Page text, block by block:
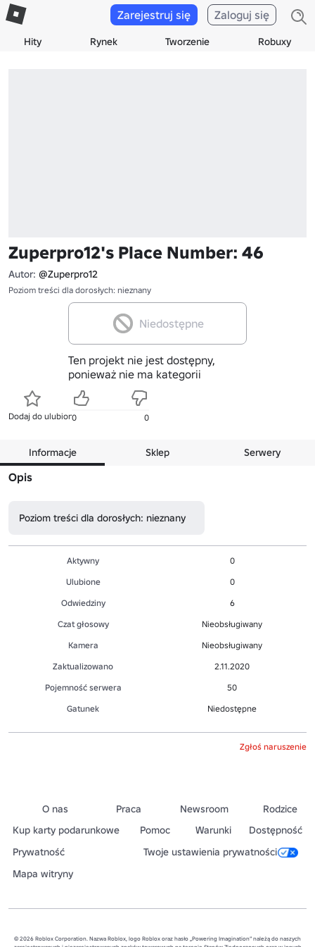
Hity Rynek Tworzenie Robuxy
Zarejestruj się Zaloguj się
Zuperpro12's Place Number: 46
Autor: @Zuperpro12
Poziom treści dla dorosłych: nieznany
Niedostępne
Ten projekt nie jest dostępny,
ponieważ nie ma kategorii
Dodaj do ulubionych
0 0
Informacje Sklep Serwery
Opis
Poziom treści dla dorosłych: nieznany
Aktywny
0
Ulubione
0
Odwiedziny
6
Czat głosowy
Nieobsługiwany
Kamera
Nieobsługiwany
Zaktualizowano
2.11.2020
Pojemność serwera
50
Gatunek
Niedostępne
Zgłoś naruszenie
O nas Praca Newsroom
Rodzice
Kup karty podarunkowe
Pomoc Warunki
Dostępność
Prywatność
Twoje ustawienia prywatności
Mapa witryny
© 2026 Roblox Corporation. Nazwa Roblox, logo Roblox oraz hasło „Powering Imagination” należą do naszych